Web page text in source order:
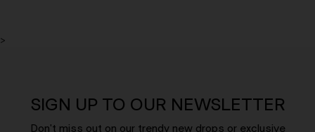
>
SIGN UP TO OUR NEWSLETTER
Don't miss out on our trendy new drops or exclusive